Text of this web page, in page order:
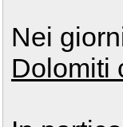
Nei
Dolomiti